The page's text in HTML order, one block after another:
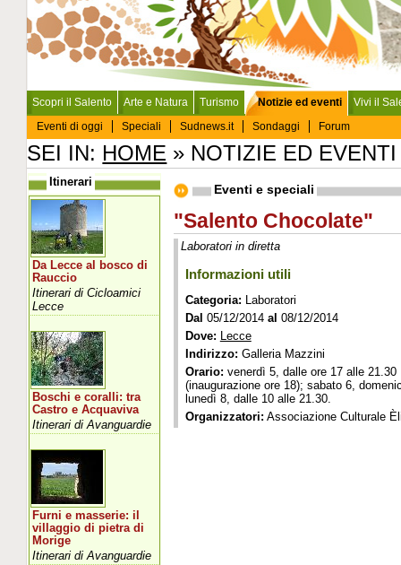
Scopri il Salento Arte e Natura Turismo
Notizie ed eventi
Eventi di oggi
Speciali Sudnews.it Sondaggi Forum
Vivi il
SEI IN: HOME » NOTIZIE ED
Eventi e speciali
"Salento Chocolate"
Laboratori in diretta
Informazioni utili
Categoria: Laboratori
Dal 05/12/2014 al 08/12/2014
Dove: Lecce
Indirizzo: Galleria Mazzini
Orario: venerdì 5, dalle ore 17 alle 21.30
(inaugurazione ore 18); sabato 6,
lunedì 8, dalle 10 alle 21.30.
Organizzatori: Associazione Culturale
Itinerari
Da Lecce al bosco di
Rauccio
Itinerari di Cicloamici
Lecce
Boschi e coralli: tra
Castro e Acquaviva
Itinerari di Avanguardie
Furni e masserie: il
villaggio di pietra di
Morige
Itinerari di Avanguardie